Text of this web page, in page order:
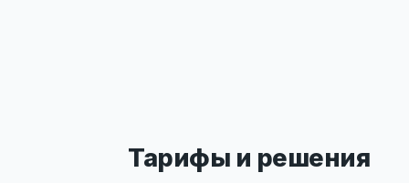
Тарифы и решения